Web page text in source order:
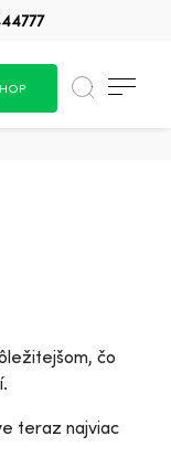
čo
teraz najviac